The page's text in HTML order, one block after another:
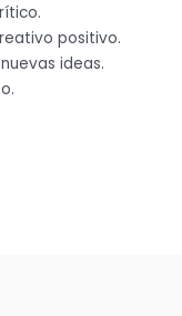
positivo.
ideas.